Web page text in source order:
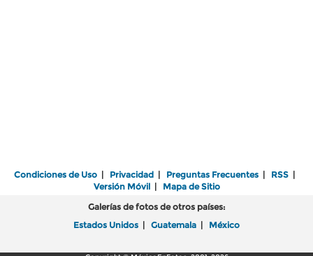
Condiciones de Uso | Privacidad | Preguntas Frecuentes | RSS |
Versión Móvil| Mapa de Sitio
Galerías de fotos de otros países:
Estados Unidos | Guatemala | México